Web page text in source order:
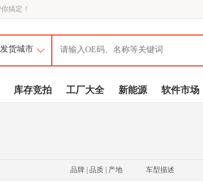
搞定！
库存竞拍 工厂大全 新能源 软件市场
品牌 | 品质 | 产地 车型描述